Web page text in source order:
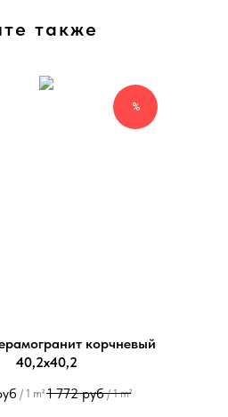
также
%
корчневый
40,2х40,2
/ 1 m² 1 772 руб / 1 m²